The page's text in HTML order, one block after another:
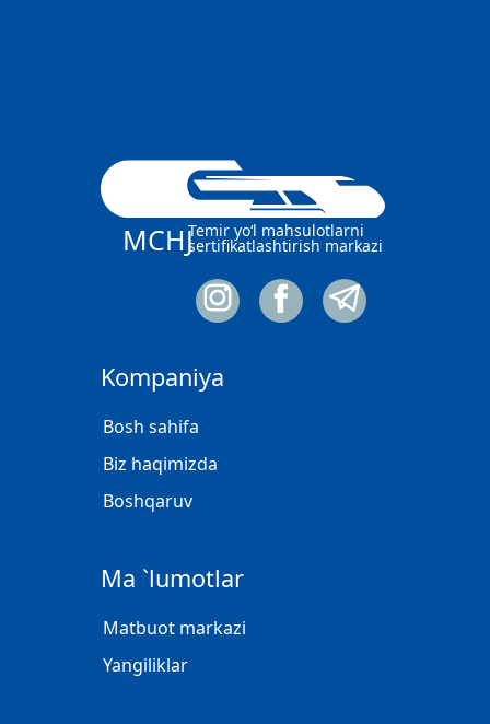
MCHJTemir yo‘l mahsulotlarni
sertifikatlashtirish markazi
Kompaniya
Bosh sahifa
Biz haqimizda
Boshqaruv
Ma `lumotlar
Matbuot markazi
Yangiliklar